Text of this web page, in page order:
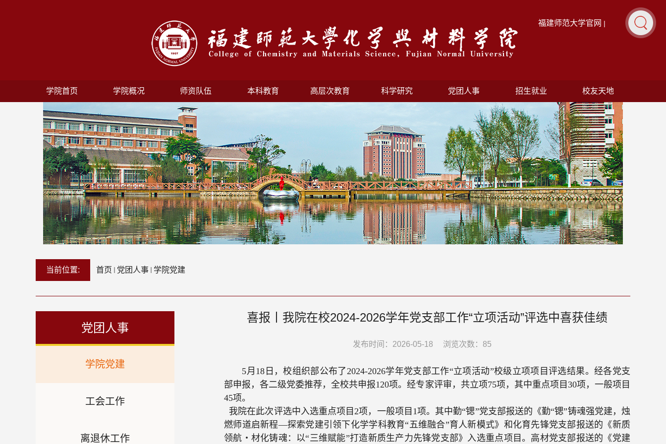
福建师范大学官网 |
学院首页 学院概况 师资队伍 本科教育 高层次教育 科学研究 党团人事 招生就业 校友天地
当前位置: 首页 党团人事 学院党建
党团人事
学院党建
工会工作
离退休工作
喜报丨我院在校2024-2026学年党支部工作“立项活动”评选中喜获佳绩
发布时间：2026-05-18 浏览次数： 85
5月 18 日，校组织部公布了2024-2026学年党支部工作“立项活动”校级立项项目评选结果。经各党支
部申报，各二级党委推荐，全校共申报120项。经专家评审，共立项75项，其中重点项目 30项，一般项目
45项。
我院在此次评选中入选重点项目2项，一般项目 1项。其中勤“锶”党支部报送的《勤“锶”铸魂强党建，烛
燃师道启新程—探索党建引领下化学学科教育“五维融合”育人新模式》和化育先锋党支部报送的《新质
领航・材化铸魂：以“三维赋能”打造新质生产力先锋党支部》入选重点项目。高材党支部报送的《党建